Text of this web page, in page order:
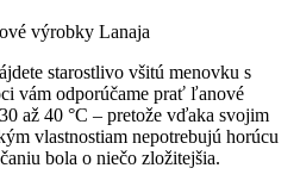
starostlivo všitú menovku s
vám odporúčame prať ľanové
až 40 °C – pretože vďaka svojim
vlastnostiam nepotrebujú horúcu
bola o niečo zložitejšia.